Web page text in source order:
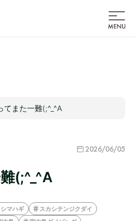
てまた一難(;^_^A
2026/06/05
(;^_^A
シマハギ
スカシテンジクダイ